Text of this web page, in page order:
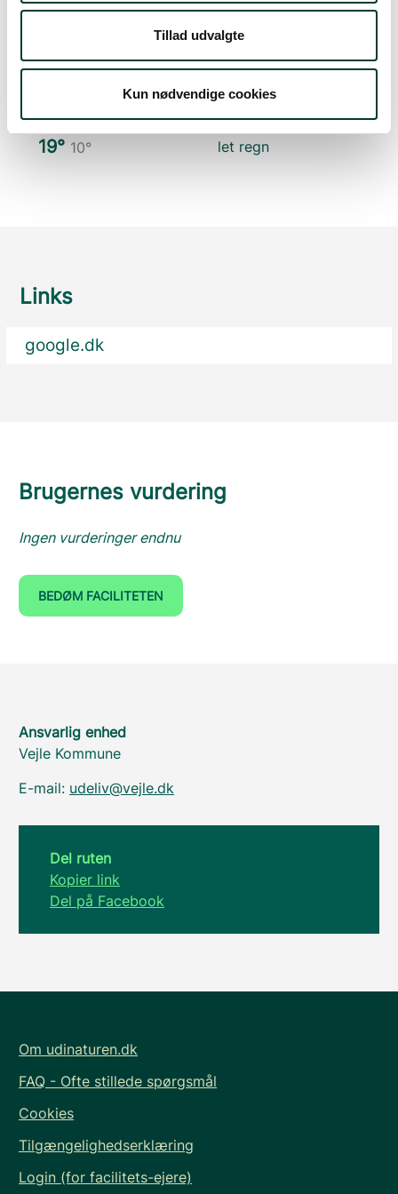
Tillad udvalgte
Kun nødvendige cookies
Søn. 9.Aug
skydække
19° 10° let regn
Links
google.dk
Brugernes vurdering
Ingen vurderinger endnu
BEDØM FACILITETEN
Ansvarlig enhed
Vejle Kommune
E-mail: udeliv@vejle.dk
Del ruten
Kopier link
Del på Facebook
Om udinaturen.dk
FAQ - Ofte stillede spørgsmål
Cookies
Tilgængelighedserklæring
Login (for facilitets-ejere)